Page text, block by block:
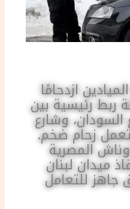
ازدحامًا
ربط رئيسية بين
السودان، وشارع
زحام ضخم.
المصرية
ميدان لبنان
للتعامل